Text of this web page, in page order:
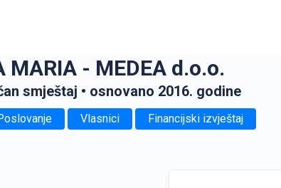
MARIA - MEDEA d.o.o.
smještaj • osnovano 2016. godine
Vlasnici Financijski izvještaj